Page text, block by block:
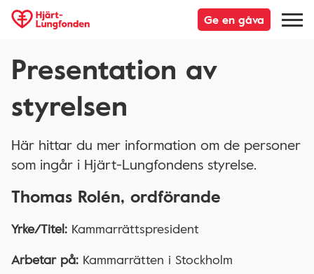
Ge en gåva
Presentation av
styrelsen
Här hittar du mer information om de personer
som ingår i Hjärt-Lungfondens styrelse.
Thomas Rolén, ordförande
Yrke/Titel: Kammarrättspresident
Arbetar på: Kammarrätten i Stockholm